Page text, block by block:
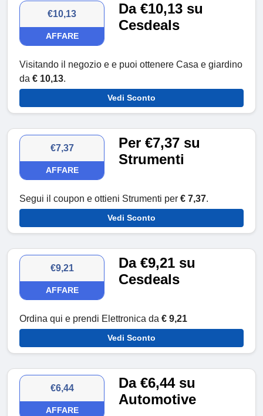
€10,13
AFFARE
Da €10,13 su
Cesdeals
Visitando il negozio e e puoi ottenere Casa e giardino
da € 10,13.
Vedi Sconto
€7,37
AFFARE
Per €7,37 su
Strumenti
Segui il coupon e ottieni Strumenti per € 7,37.
Vedi Sconto
€9,21
AFFARE
Da €9,21 su
Cesdeals
Ordina qui e prendi Elettronica da € 9,21
Vedi Sconto
€6,44
AFFARE
Da €6,44 su
Automotive